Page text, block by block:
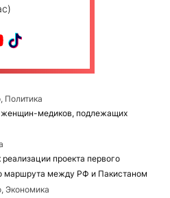
Политика
медиков, подлежащих
проекта первого
маршрута между РФ и Пакистаном
Экономика